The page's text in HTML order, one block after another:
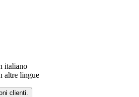
italiano
altre lingue
clienti.